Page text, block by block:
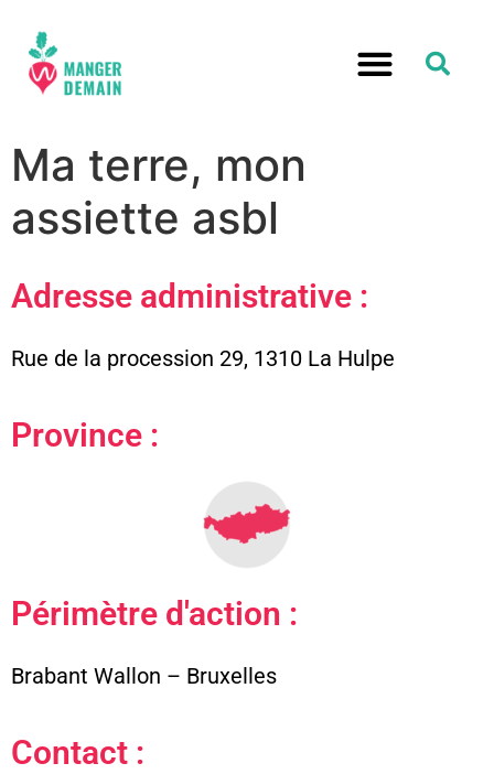
Ma terre, mon
assiette asbl
Adresse administrative :
Rue de la procession 29, 1310 La Hulpe
Province :
Périmètre d'action :
Brabant Wallon – Bruxelles
Contact :